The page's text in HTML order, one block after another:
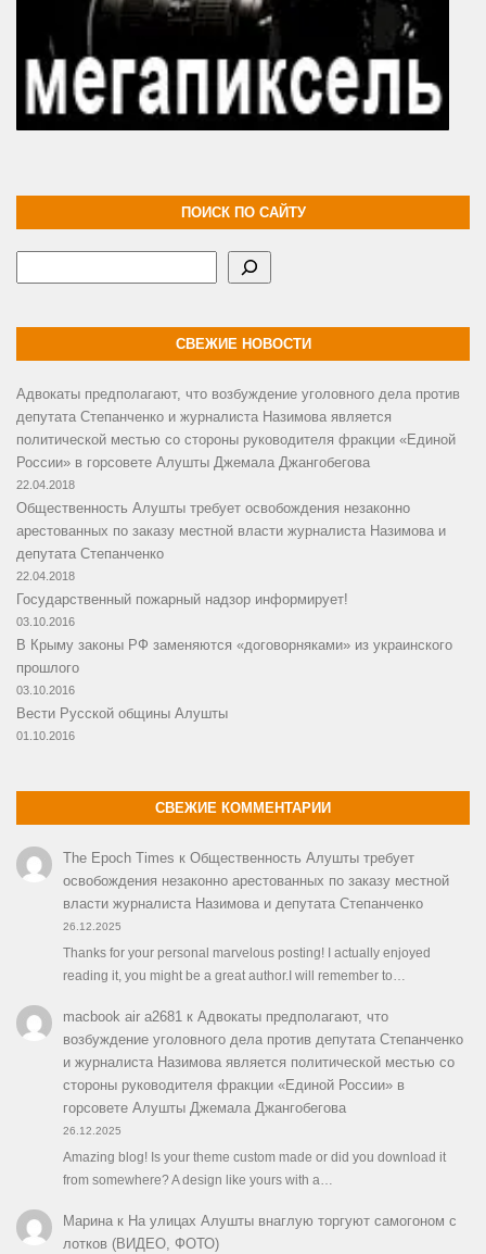
ПОИСК ПО САЙТУ
СВЕЖИЕ НОВОСТИ
Адвокаты предполагают, что возбуждение уголовного дела против
депутата Степанченко и журналиста Назимова является
политической местью со стороны руководителя фракции «Единой
России» в горсовете Алушты Джемала Джангобегова
22.04.2018
Общественность Алушты требует освобождения незаконно
арестованных по заказу местной власти журналиста Назимова и
депутата Степанченко
22.04.2018
Государственный пожарный надзор информирует!
03.10.2016
В Крыму законы РФ заменяются «договорняками» из украинского
прошлого
03.10.2016
Вести Русской общины Алушты
01.10.2016
СВЕЖИЕ КОММЕНТАРИИ
The Epoch Times к Общественность Алушты требует
освобождения незаконно арестованных по заказу местной
власти журналиста Назимова и депутата Степанченко
26.12.2025
Thanks for your personal marvelous posting! I actually enjoyed
reading it, you might be a great author.I will remember to…
macbook air a2681 к Адвокаты предполагают, что
возбуждение уголовного дела против депутата Степанченко
и журналиста Назимова является политической местью со
стороны руководителя фракции «Единой России» в
горсовете Алушты Джемала Джангобегова
26.12.2025
Amazing blog! Is your theme custom made or did you download it
from somewhere? A design like yours with a…
Маринак На улицах Алушты внаглую торгуют самогоном с
лотков (ВИДЕО, ФОТО)